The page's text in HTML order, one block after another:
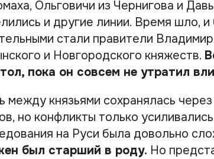
Ольговичи из Чернигова и
и другие линии. Время шло,
стали правители
и Новгородского княжеств.
пока он совсем не утратил
между князьями сохранялась
но конфликты только
на Руси была довольно
был старший в роду. Но